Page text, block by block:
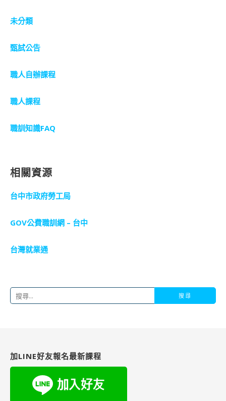
未分類
甄試公告
職人自辦課程
職人課程
職訓知識FAQ
相關資源
台中市政府勞工局
GOV公費職訓網 – 台中
台灣就業通
搜
字:
加LINE好友報名最新課程